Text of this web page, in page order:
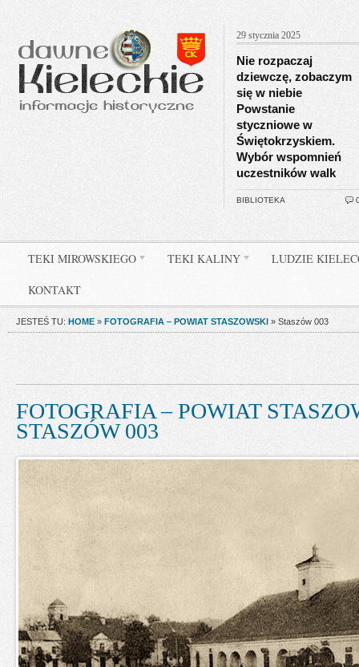
29 stycznia 2025
Nie rozpaczaj
dziewczę, zobaczym
się w niebie
Powstanie
styczniowe w
Świętokrzyskiem.
Wybór wspomnień
uczestników walk
BIBLIOTEKA
TEKI MIROWSKIEGO TEKI KALINY LUDZIE
KONTAKT
JESTEŚ TU: HOME » FOTOGRAFIA – POWIAT STASZOWSKI » Staszów 003
FOTOGRAFIA – POWIAT
STASZÓW 003